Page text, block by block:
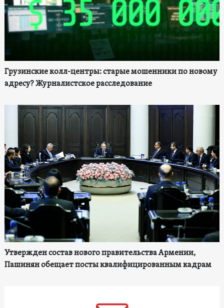
Грузинские колл-центры: старые мошенники по новому
адресу? Журналистское расследование
Утвержден состав нового правительства Армении,
Пашинян обещает посты квалифицированным кадрам